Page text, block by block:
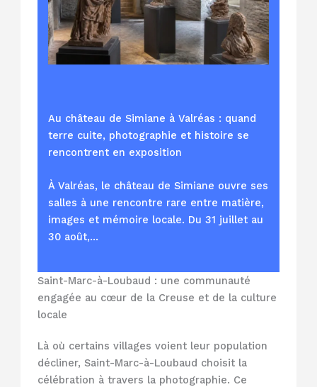
Au château de Simiane à Valréas : quand
terre cuite, photographie et histoire se
rencontrent en exposition
À Valréas, le château de Simiane ouvre ses
salles à une rencontre rare entre matière,
images et mémoire locale. Du 31 juillet au
30 août,…
Saint-Marc-à-Loubaud : une communauté
engagée au cœur de la Creuse et de la culture
locale
Là où certains villages voient leur population
décliner, Saint-Marc-à-Loubaud choisit la
célébration à travers la photographie. Ce